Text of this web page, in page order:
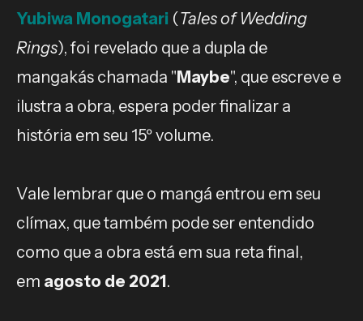
Yubiwa Monogatari (Tales of Wedding
Rings), foi revelado que a dupla de
mangakás chamada "Maybe", que escreve e
ilustra a obra, espera poder finalizar a
história em seu 15º volume.
Vale lembrar que o mangá entrou em seu
clímax, que também pode ser entendido
como que a obra está em sua reta final,
em agosto de 2021.